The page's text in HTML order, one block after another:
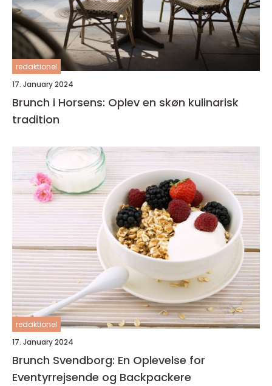
redaktionel
17. January 2024
Brunch i Horsens: Oplev en skøn kulinarisk
tradition
redaktionel
17. January 2024
Brunch Svendborg: En Oplevelse for
Eventyrrejsende og Backpackere